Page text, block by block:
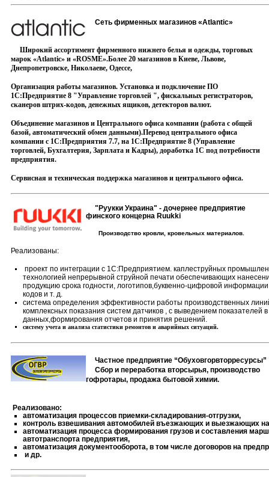
Сеть фирменных магазинов «Atlantic»
Широкий ассортимент фирменного нижнего белья и одежды, торговых
марок «Atlantic» и «ROSME».Более 20 магазинов в Киеве, Львове,
Днепропетровске, Николаеве, Одессе,
Организация работы магазинов. Установка и подключение ПО
1С:Предприятие 8 "Управление торговлей ", фискальных регистраторов,
сканеров штрих-кодов, денежных ящиков, детекторов валют.
Объединение магазинов и Центрального офиса компании (работа с общей
базой, автоматический обмен данными).Перевод центрального офиса
компании с 1С:Предприятия 7.7, на 1С:Предприятие 8 (Управление
торговлей, Бухгалтерия, Зарплата и Кадры), доработка 1С под потребности
предприятия.
Сервисная и техническая поддержка магазинов и центрального офиса.
"Руукки Украина" - дочернее предприятие
финского концерна Ruukki
Производство кровли, кровельных материалов.
Реализованы:
проект по интеграции с 1С:Предприятием. каплеструйных
технологией непрерывной струйной печати обеспечивающих
продукцию срока годности, логотипов,буквенно-цифровой
кодов и т. д.
система определения эффективности работы производственных
комплексных показания систем датчиков , с выведением показателей
данных,формирования отчетов и принятия решений.
систему учета и анализа статистики ремонтов и аварийных ситуаций.
Частное предприятие “Обуховгорвторресурсы”
Сбор и переработка вторсырья, производство
гофротары, продажа бытовой химии.
Реализовано:
автоматизация процессов приемки-складирования-отгрузки,
контроль взвешивания автомобилей въезжающих и выезжающих
автоматизация процесса формирования грузов и составления
автотранспорта предприятия,
автоматизация документооборота, в том числе договоров на
и др.